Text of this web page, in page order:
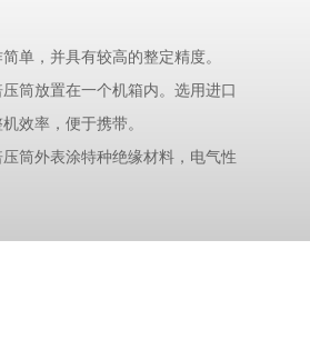
单，并具有较高的整定精度。
筒放置在一个机箱内。选用进口
效率，便于携带。
筒外表涂特种绝缘材料，电气性